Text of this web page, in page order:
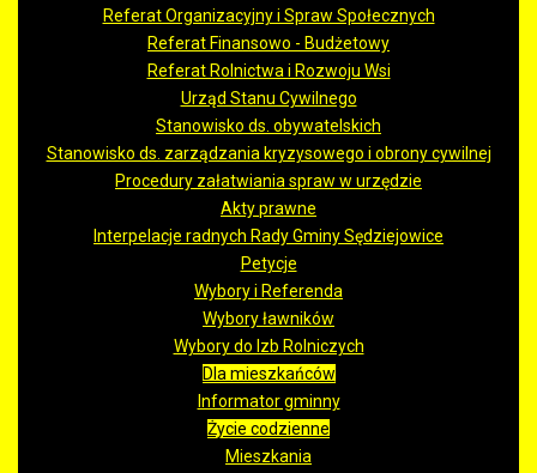
Referat Organizacyjny i Spraw Społecznych
Referat Finansowo - Budżetowy
Referat Rolnictwa i Rozwoju Wsi
Urząd Stanu Cywilnego
Stanowisko ds. obywatelskich
Stanowisko ds. zarządzania kryzysowego i obrony cywilnej
Procedury załatwiania spraw w urzędzie
Akty prawne
Interpelacje radnych Rady Gminy Sędziejowice
Petycje
Wybory i Referenda
Wybory ławników
Wybory do Izb Rolniczych
Dla mieszkańców
Informator gminny
Życie codzienne
Mieszkania